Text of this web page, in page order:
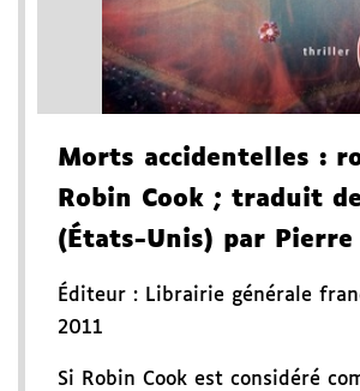
Morts accidentelles :
Robin Cook ; traduit
(États-Unis) par Pierre
Éditeur : Librairie générale
2011
Si Robin Cook est considéré